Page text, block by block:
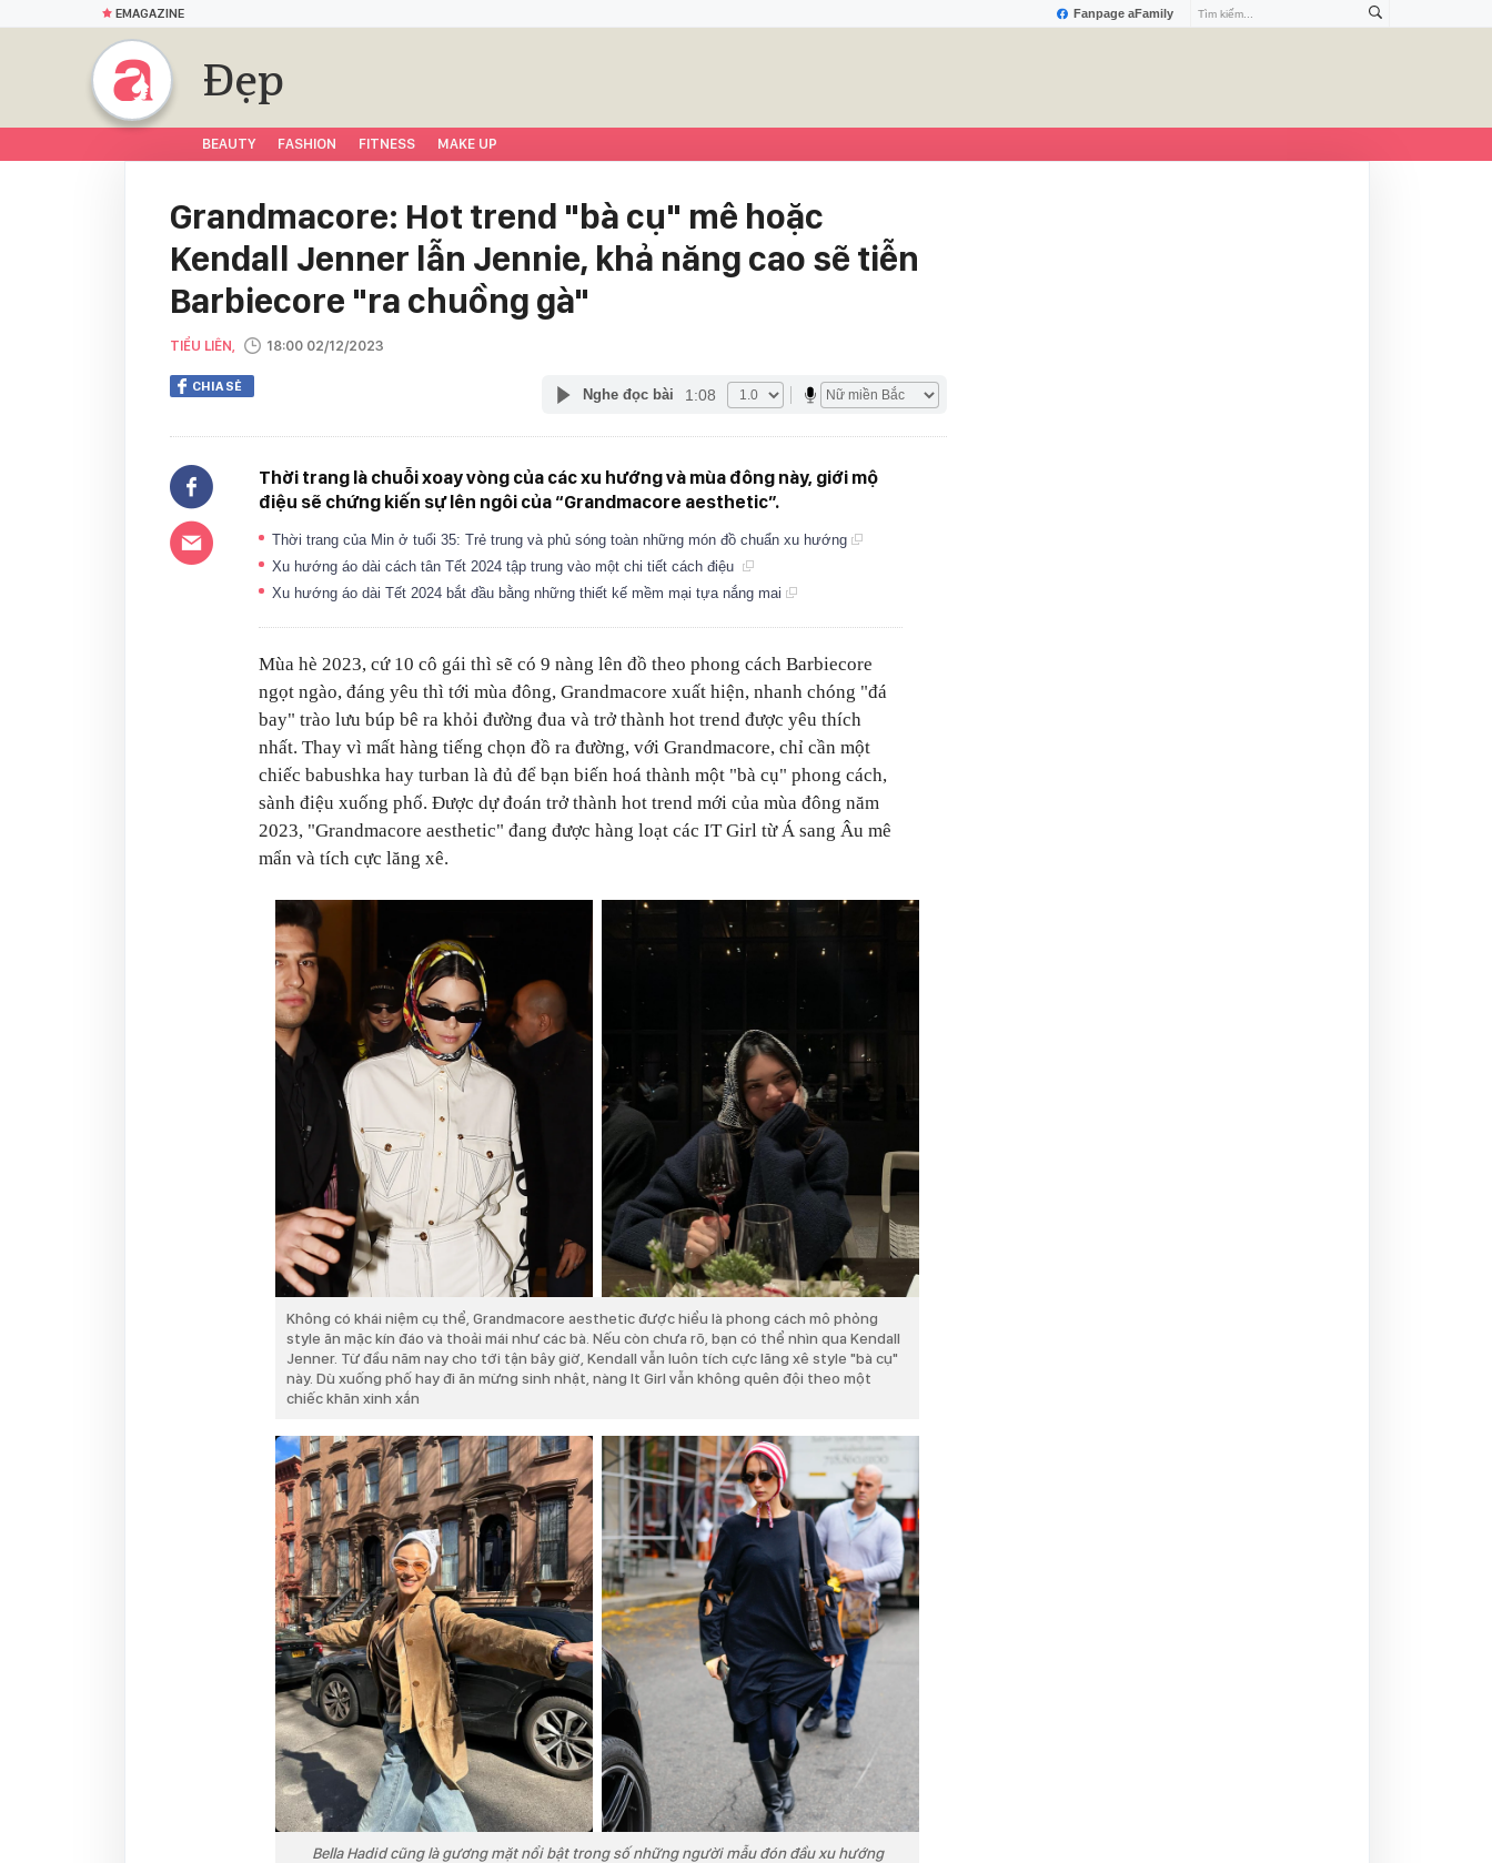
Fanpage aFamily
EMAGAZINE
Đẹp
BEAUTY FASHION FITNESS MAKE UP
Grandmacore: Hot trend "bà cụ" mê hoặc
Kendall Jenner lẫn Jennie, khả năng cao sẽ tiễn
Barbiecore "ra chuồng gà"
TIỂU LIÊN, 18:00 02/12/2023
CHIA SẺ Nghe đọc bài 1:08
Thời trang là chuỗi xoay vòng của các xu hướng và mùa đông này, giới mộ
điệu sẽ chứng kiến sự lên ngôi của “Grandmacore aesthetic”.
Thời trang của Min ở tuổi 35: Trẻ trung và phủ sóng toàn những món đồ chuẩn xu hướng
Xu hướng áo dài cách tân Tết 2024 tập trung vào một chi tiết cách điệu
Xu hướng áo dài Tết 2024 bắt đầu bằng những thiết kế mềm mại tựa nắng mai
Mùa hè 2023, cứ 10 cô gái thì sẽ có 9 nàng lên đồ theo phong cách Barbiecore
ngọt ngào, đáng yêu thì tới mùa đông, Grandmacore xuất hiện, nhanh chóng "đá
bay" trào lưu búp bê ra khỏi đường đua và trở thành hot trend được yêu thích
nhất. Thay vì mất hàng tiếng chọn đồ ra đường, với Grandmacore, chỉ cần một
chiếc babushka hay turban là đủ để bạn biến hoá thành một "bà cụ" phong cách,
sành điệu xuống phố. Được dự đoán trở thành hot trend mới của mùa đông năm
2023, "Grandmacore aesthetic" đang được hàng loạt các IT Girl từ Á sang Âu mê
mẩn và tích cực lăng xê.
Không có khái niệm cụ thể, Grandmacore aesthetic được hiểu là phong cách mô phỏng
style ăn mặc kín đáo và thoải mái như các bà. Nếu còn chưa rõ, bạn có thể nhìn qua Kendall
Jenner. Từ đầu năm nay cho tới tận bây giờ, Kendall vẫn luôn tích cực lăng xê style "bà cụ"
này. Dù xuống phố hay đi ăn mừng sinh nhật, nàng It Girl vẫn không quên đội theo một
chiếc khăn xinh xắn
Bella Hadid cũng là gương mặt nổi bật trong số những người mẫu đón đầu xu hướng